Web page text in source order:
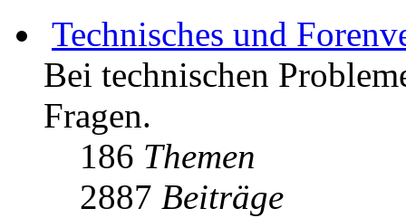
Technisches und
Bei technischen
Fragen.
186 Themen
2887 Beiträge